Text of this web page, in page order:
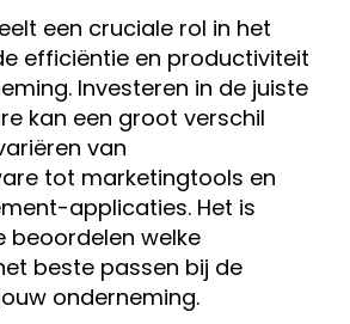
een cruciale rol in het
efficiëntie en productiviteit
Investeren in de juiste
kan een groot verschil
van
tot marketingtools en
applicaties. Het is
beoordelen welke
beste passen bij de
onderneming.